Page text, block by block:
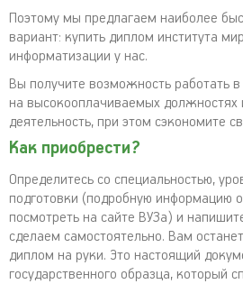
Поэтому мы предлагаем наиболее
вариант: купить диплом института
информатизации у нас.
Вы получите возможность работать
на высокооплачиваемых должностях
деятельность, при этом сэкономите
Как приобрести?
Определитесь со специальностью,
подготовки (подробную информацию
посмотреть на сайте ВУЗа) и
сделаем самостоятельно. Вам
диплом на руки. Это настоящий
государственного образца, который